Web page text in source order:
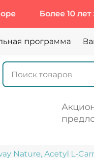
Более 10 лет
программа
Nature, Acetyl L-